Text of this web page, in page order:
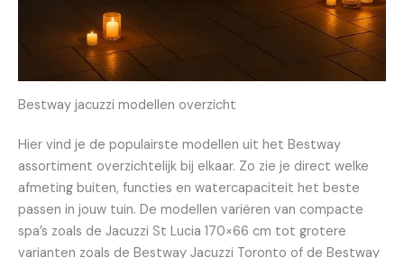
Bestway jacuzzi modellen overzicht
Hier vind je de populairste modellen uit het Bestway
assortiment overzichtelijk bij elkaar. Zo zie je direct welke
afmeting buiten, functies en watercapaciteit het beste
passen in jouw tuin. De modellen variëren van compacte
spa’s zoals de Jacuzzi St Lucia 170×66 cm tot grotere
varianten zoals de Bestway Jacuzzi Toronto of de Bestway